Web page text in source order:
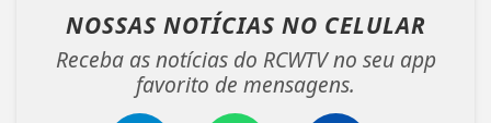
NOSSAS NOTÍCIAS NO CELULAR
Receba as notícias do RCWTV no seu app
favorito de mensagens.